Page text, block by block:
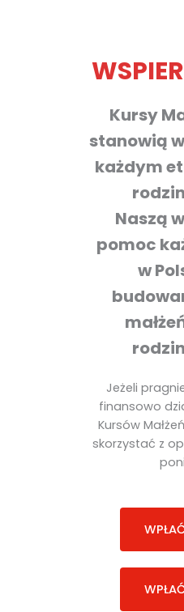
Kursy
stanowią
każdym
Naszą
pomoc
w
Jeżeli
finansowo
Kursów
skorzystać z